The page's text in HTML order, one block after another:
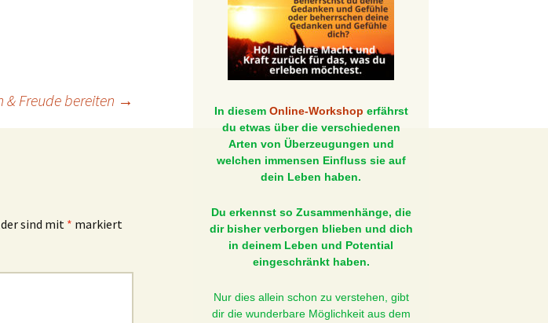
& Freude bereiten →
sind mit * markiert
In diesem Online-Workshop erfährst
du etwas über die verschiedenen
Arten von Überzeugungen und
welchen immensen Einfluss sie auf
dein Leben haben.
Du erkennst so Zusammenhänge, die
dir bisher verborgen blieben und dich
in deinem Leben und Potential
eingeschränkt haben.
Nur dies allein schon zu verstehen, gibt
dir die wunderbare Möglichkeit aus dem